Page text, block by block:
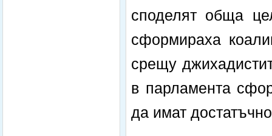
споделят обща
сформираха
срещу
в парламента
да имат